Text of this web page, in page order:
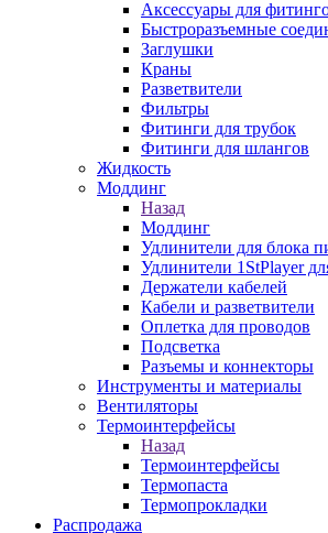
Аксессуары для
Быстроразъемные
Заглушки
Краны
Разветвители
Фильтры
Фитинги для трубок
Фитинги для шлангов
Жидкость
Моддинг
Назад
Моддинг
Удлинители для блока
Удлинители 1StPlayer
Держатели кабелей
Кабели и разветвители
Оплетка для проводов
Подсветка
Разъемы и коннекторы
Инструменты и материалы
Вентиляторы
Термоинтерфейсы
Назад
Термоинтерфейсы
Термопаста
Термопрокладки
Распродажа